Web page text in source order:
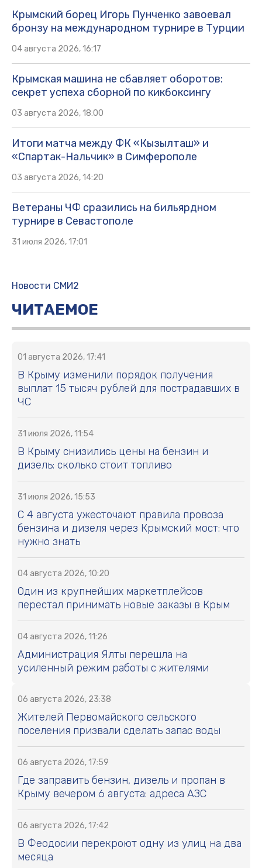
Крымский борец Игорь Пунченко завоевал
бронзу на международном турнире в Турции
04 августа 2026, 16:17
Крымская машина не сбавляет оборотов:
секрет успеха сборной по кикбоксингу
03 августа 2026, 18:00
Итоги матча между ФК «Кызылташ» и
«Спартак-Нальчик» в Симферополе
03 августа 2026, 14:20
Ветераны ЧФ сразились на бильярдном
турнире в Севастополе
31 июля 2026, 17:01
Новости СМИ2
ЧИТАЕМОЕ
01 августа 2026, 17:41
В Крыму изменили порядок получения
выплат 15 тысяч рублей для пострадавших в
ЧС
31 июля 2026, 11:54
В Крыму снизились цены на бензин и
дизель: сколько стоит топливо
31 июля 2026, 15:53
С 4 августа ужесточают правила провоза
бензина и дизеля через Крымский мост: что
нужно знать
04 августа 2026, 10:20
Один из крупнейших маркетплейсов
перестал принимать новые заказы в Крым
04 августа 2026, 11:26
Администрация Ялты перешла на
усиленный режим работы с жителями
06 августа 2026, 23:38
Жителей Первомайского сельского
поселения призвали сделать запас воды
06 августа 2026, 17:59
Где заправить бензин, дизель и пропан в
Крыму вечером 6 августа: адреса АЗС
06 августа 2026, 17:42
В Феодосии перекроют одну из улиц на два
месяца